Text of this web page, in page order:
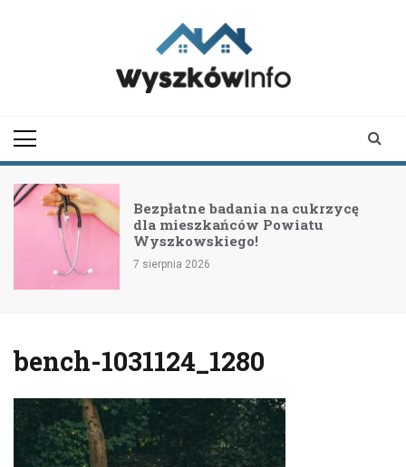
Bezpłatne badania na cukrzycę
dla mieszkańców Powiatu
Wyszkowskiego!
7 sierpnia 2026
bench-1031124_1280